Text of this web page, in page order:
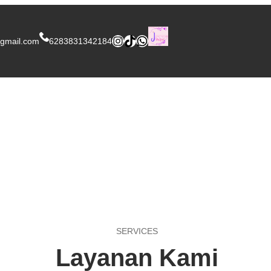
6283831342184Instagram
TikTok
WhatsApp
SERVICES
Layanan Kami